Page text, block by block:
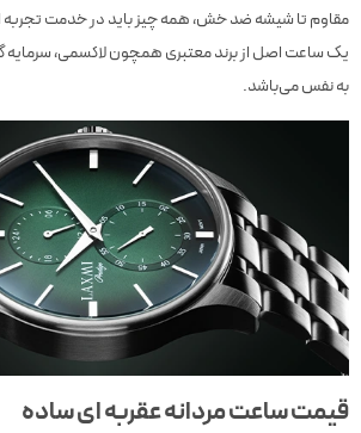
مقاوم تا شیشه ضد خش، همه چیز باید در خدمت تجربه
یک ساعت اصل از برند معتبری همچون لاکسمی، سرمایه
به نفس می‌باشد.
قیمت ساعت مردانه عقربه ای ساده